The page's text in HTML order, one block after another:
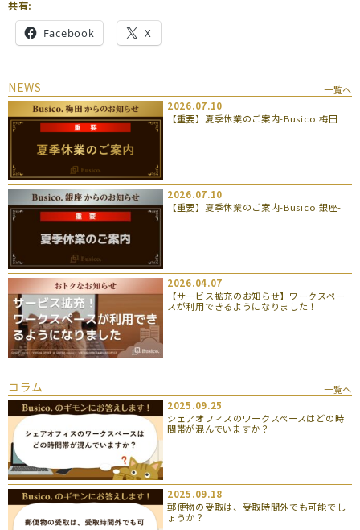
共有:
Facebook X
NEWS
一覧へ
2026.07.10
【重要】夏季休業のご案内-Busico.梅田
2026.07.10
【重要】夏季休業のご案内-Busico.銀座-
2026.04.07
【サービス拡充のお知らせ】ワークスペー
スが利用できるようになりました！
コラム
一覧へ
2025.09.25
シェアオフィスのワークスペースはどの時
間帯が混んでいますか？
2025.09.18
郵便物の受取は、受取時間外でも可能でし
ょうか？